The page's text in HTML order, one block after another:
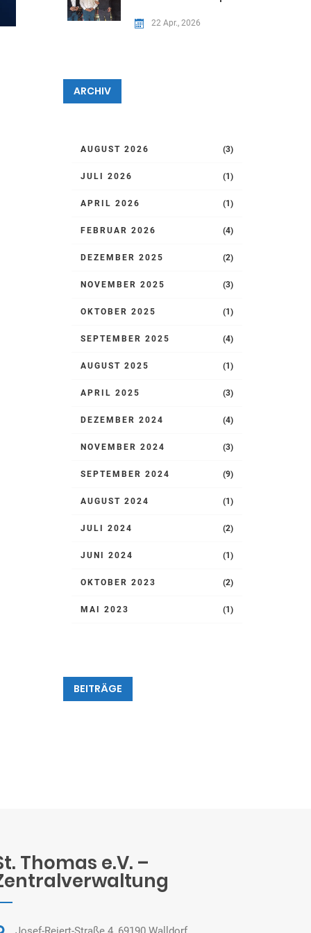
22 Apr., 2026
ARCHIV
AUGUST 2026 (3)
JULI 2026 (1)
APRIL 2026 (1)
FEBRUAR 2026 (4)
DEZEMBER 2025 (2)
NOVEMBER 2025 (3)
OKTOBER 2025 (1)
SEPTEMBER 2025 (4)
AUGUST 2025 (1)
APRIL 2025 (3)
DEZEMBER 2024 (4)
NOVEMBER 2024 (3)
SEPTEMBER 2024 (9)
AUGUST 2024 (1)
JULI 2024 (2)
JUNI 2024 (1)
OKTOBER 2023 (2)
MAI 2023 (1)
BEITRÄGE
Thomas e.V. –